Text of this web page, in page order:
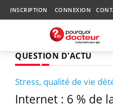
INSCRIPTION CONNEXION
QUESTION D'ACTU
Stress, qualité de vie
Internet : 6 % de